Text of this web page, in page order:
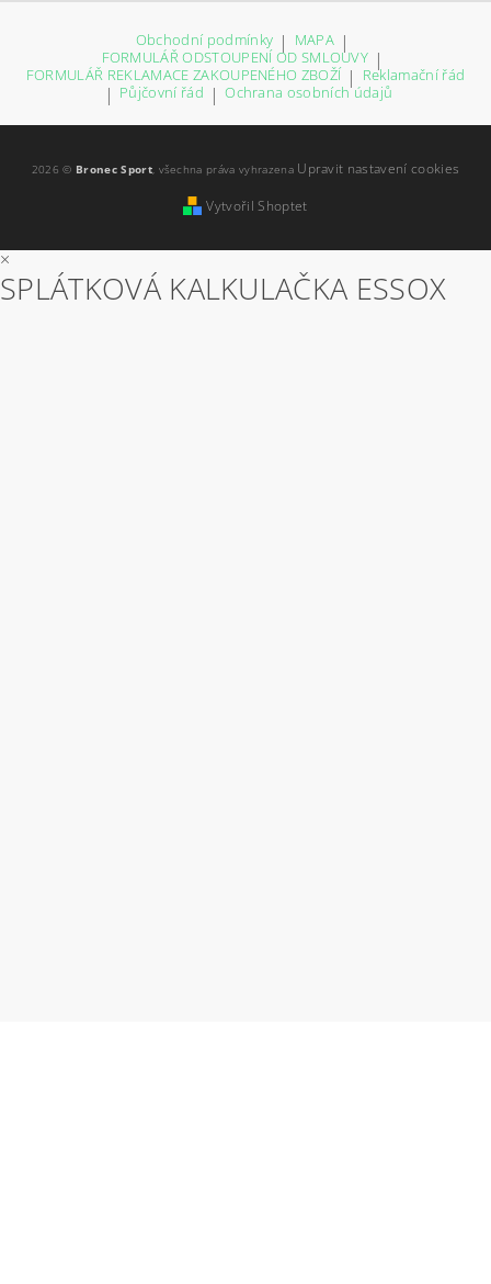
Obchodní podmínky | MAPA |
FORMULÁŘ ODSTOUPENÍ OD SMLOUVY |
FORMULÁŘ REKLAMACE ZAKOUPENÉHO ZBOŽÍ | Reklamační řád
| Půjčovní řád | Ochrana osobních údajů
2026 © Bronec Sport, všechna práva vyhrazena Upravit nastavení cookies
Vytvořil Shoptet
×
SPLÁTKOVÁ KALKULAČKA ESSOX